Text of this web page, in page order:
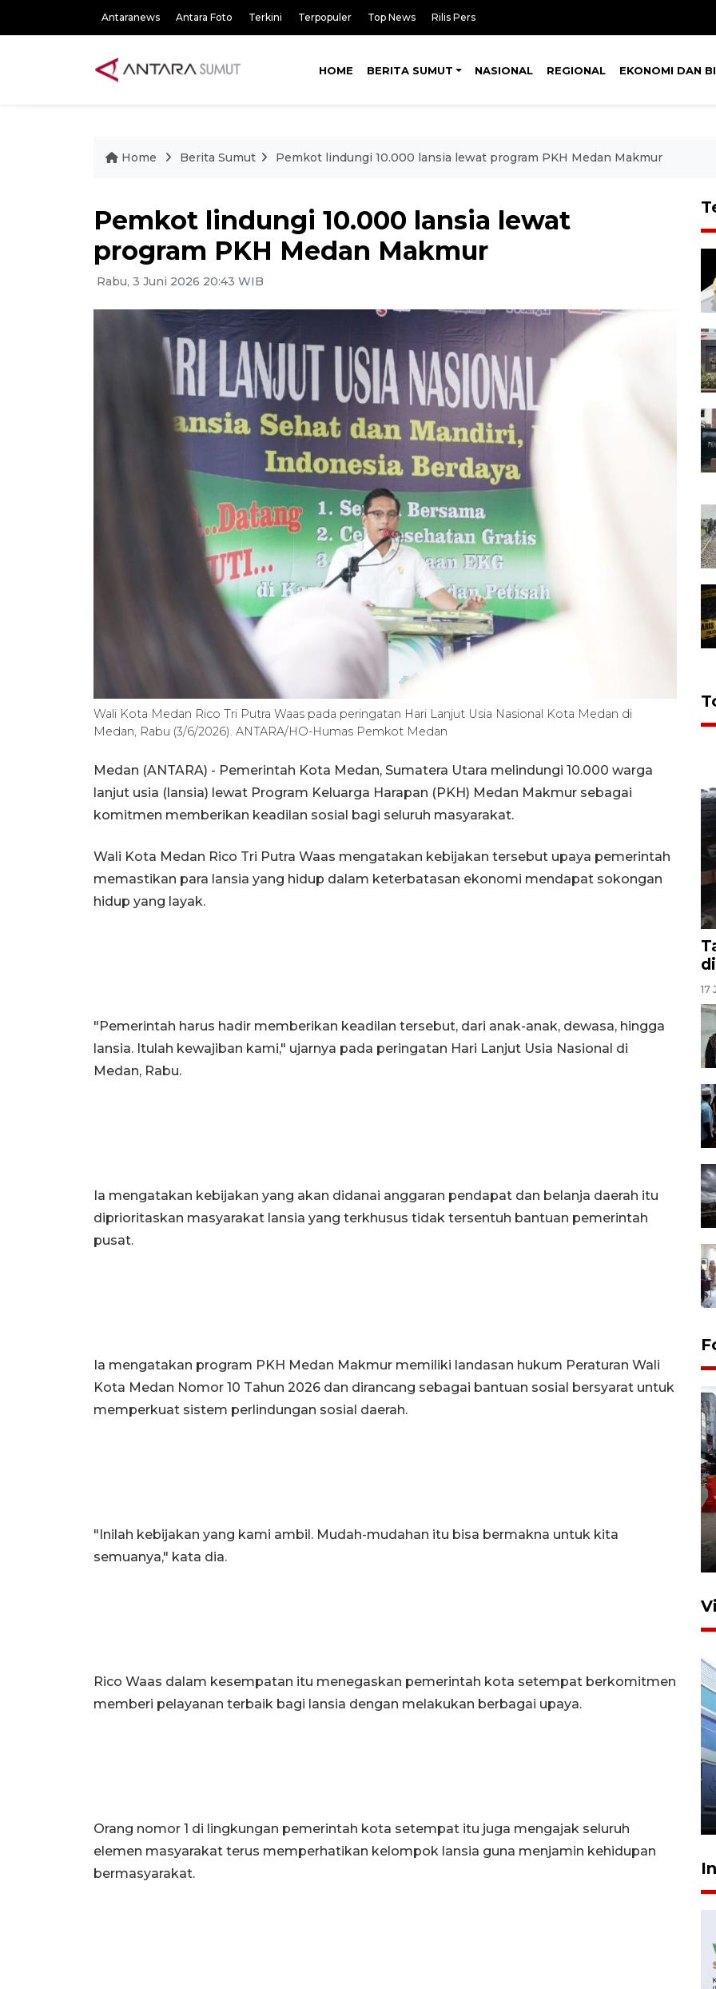
Antaranews Antara Foto Terkini Terpopuler Top News Rilis Pers
HOME BERITA SUMUT NASIONAL REGIONAL EKONOMI DAN
Home Berita Sumut Pemkot lindungi 10.000 lansia lewat program PKH Medan Makmur
Pemkot lindungi 10.000 lansia lewat
program PKH Medan Makmur
Rabu, 3 Juni 2026 20:43 WIB
Wali Kota Medan Rico Tri Putra Waas pada peringatan Hari Lanjut Usia Nasional Kota Medan di
Medan, Rabu (3/6/2026). ANTARA/HO-Humas Pemkot Medan
Medan (ANTARA) - Pemerintah Kota Medan, Sumatera Utara melindungi 10.000 warga
lanjut usia (lansia) lewat Program Keluarga Harapan (PKH) Medan Makmur sebagai
komitmen memberikan keadilan sosial bagi seluruh masyarakat.
Wali Kota Medan Rico Tri Putra Waas mengatakan kebijakan tersebut upaya pemerintah
memastikan para lansia yang hidup dalam keterbatasan ekonomi mendapat sokongan
hidup yang layak.
"Pemerintah harus hadir memberikan keadilan tersebut, dari anak-anak, dewasa, hingga
lansia. Itulah kewajiban kami," ujarnya pada peringatan Hari Lanjut Usia Nasional di
Medan, Rabu.
Ia mengatakan kebijakan yang akan didanai anggaran pendapat dan belanja daerah itu
diprioritaskan masyarakat lansia yang terkhusus tidak tersentuh bantuan pemerintah
pusat.
Ia mengatakan program PKH Medan Makmur memiliki landasan hukum Peraturan Wali
Kota Medan Nomor 10 Tahun 2026 dan dirancang sebagai bantuan sosial bersyarat untuk
memperkuat sistem perlindungan sosial daerah.
"Inilah kebijakan yang kami ambil. Mudah-mudahan itu bisa bermakna untuk kita
semuanya," kata dia.
Rico Waas dalam kesempatan itu menegaskan pemerintah kota setempat berkomitmen
memberi pelayanan terbaik bagi lansia dengan melakukan berbagai upaya.
Orang nomor 1 di lingkungan pemerintah kota setempat itu juga mengajak seluruh
elemen masyarakat terus memperhatikan kelompok lansia guna menjamin kehidupan
bermasyarakat.
17
Sumut